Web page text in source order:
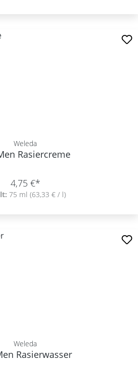
Weleda
Rasiercreme
4,75 €*
75 ml (63,33 € / l)
Weleda
Rasierwasser